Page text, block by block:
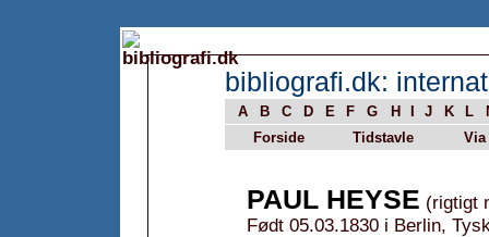
bibliografi.dk:
A B C D E F G H J K L
Forside
Tidstavle Via
PAUL HEYSE (rigtigt
Født 05.03.1830 i Berlin,